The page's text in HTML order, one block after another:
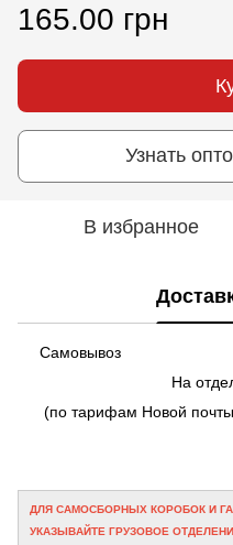
165.00 грн
Узнать
В избранное
Самовывоз
На отделение
(по тарифам Новой
ДЛЯ САМОСБОРНЫХ КОРОБОК И
УКАЗЫВАЙТЕ ГРУЗОВОЕ